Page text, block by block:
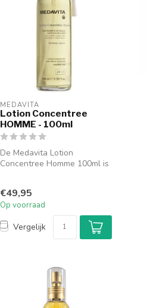
MEDAVITA
Lotion Concentree
HOMME - 100ml
De Medavita Lotion
Concentree Homme 100ml is
€49,95
Op voorraad
Vergelijk